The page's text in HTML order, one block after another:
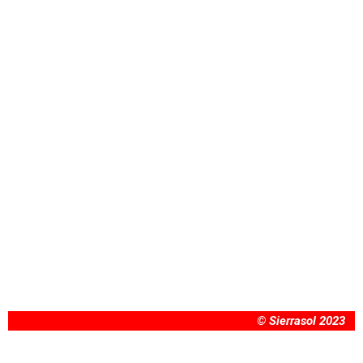
© Sierrasol 2023